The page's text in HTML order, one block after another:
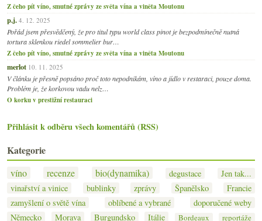
Z čeho pít víno, smutné zprávy ze světa vína a viněta Moutonu
p.j. 4. 12. 2025
Pořád jsem přesvědčený, že pro titul typu world class pinot je bezpodmínečně nutná
tortura sklenkou riedel sommelier bur…
Z čeho pít víno, smutné zprávy ze světa vína a viněta Moutonu
merlot 10. 11. 2025
V článku je přesně popsáno proč toto nepodnikám, víno a jídlo v restaraci, pouze doma.
Problém je, že korkovou vadu nelz…
O korku v prestižní restauraci
Přihlásit k odběru všech komentářů (RSS)
Kategorie
víno recenze bio(dynamika) degustace
Jen tak...
vinařství a vinice
bublinky zprávy Španělsko
Francie
zamyšlení o světě vína
oblíbené a vybrané
doporučené weby
Německo
Morava Burgundsko Itálie Bordeaux reportáže